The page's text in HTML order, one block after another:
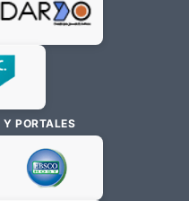
Y PORTALES